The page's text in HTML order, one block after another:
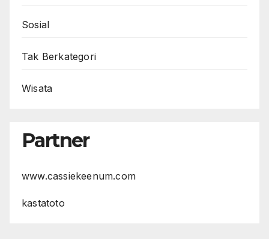
Sosial
Tak Berkategori
Wisata
Partner
www.cassiekeenum.com
kastatoto